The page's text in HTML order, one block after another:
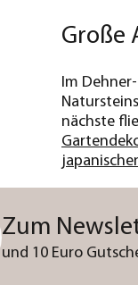
Große
Im
nächste
Zum
und 10 Euro